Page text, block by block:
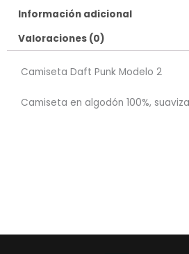
Información adicional
Valoraciones (0)
Camiseta Daft Punk Modelo 2
Camiseta en algodón 100%,